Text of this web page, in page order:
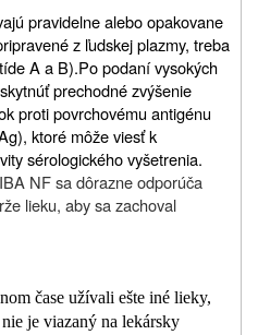
pravidelne alebo opakovane
z ľudskej plazmy, treba
A a B).Po podaní vysokých
prechodné zvýšenie
proti povrchovému antigénu
ktoré môže viesť k
sérologického vyšetrenia.
NF sa dôrazne odporúča
lieku, aby sa zachoval
čase užívali ešte iné lieky,
je viazaný na lekársky